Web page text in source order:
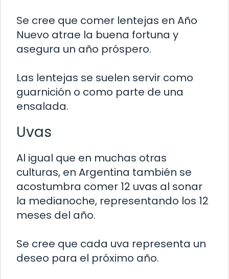
Se cree que comer lentejas en Año
Nuevo atrae la buena fortuna y
asegura un año próspero.
Las lentejas se suelen servir como
guarnición o como parte de una
ensalada.
Uvas
Al igual que en muchas otras
culturas, en Argentina también se
acostumbra comer 12 uvas al sonar
la medianoche, representando los 12
meses del año.
Se cree que cada uva representa un
deseo para el próximo año.